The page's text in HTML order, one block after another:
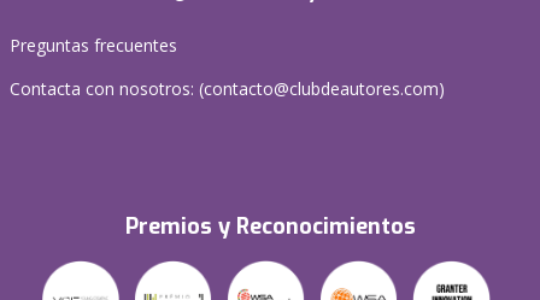
Preguntas frecuentes
Contacta con nosotros: (contacto@clubdeautores.com)
Premios y Reconocimientos